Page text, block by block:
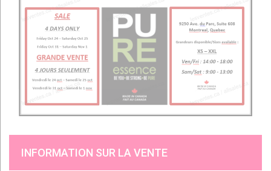
INFORMATION SUR LA VENTE